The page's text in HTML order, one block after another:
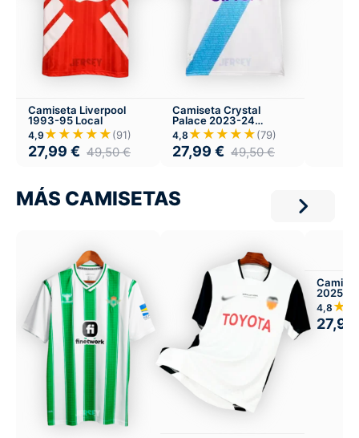
Camiseta Liverpool
1993-95 Local
4,9 ★★★★★(91)
27,99 € 49,50€
Camiseta Crystal
Palace 2023-24
Visitante
4,8 ★★★★★(79)
27,99 € 49,50€
MÁS CAMISETAS
2025-
4,8
27,99